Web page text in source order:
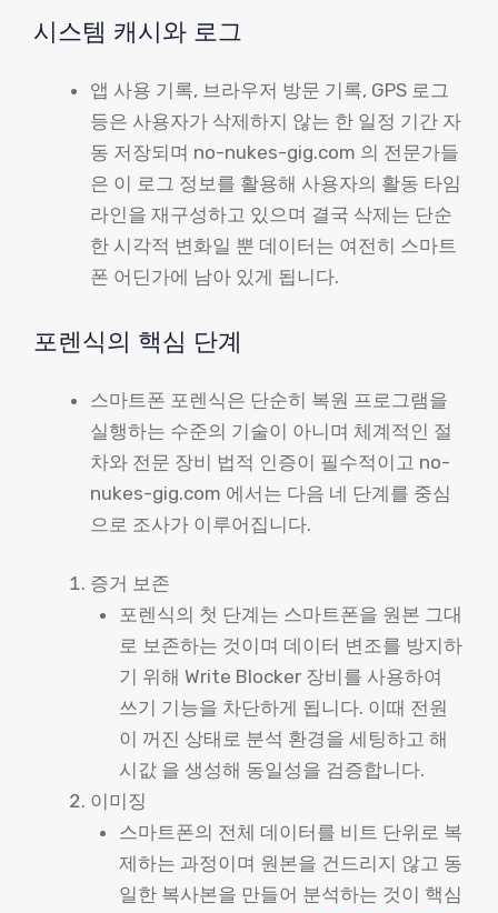
시스템 캐시와 로그
앱 사용 기록, 브라우저 방문 기록, GPS 로그
등은 사용자가 삭제하지 않는 한 일정 기간 자
동 저장되며 no-nukes-gig.com 의 전문가들
은 이 로그 정보를 활용해 사용자의 활동 타임
라인을 재구성하고 있으며 결국 삭제는 단순
한 시각적 변화일 뿐 데이터는 여전히 스마트
폰 어딘가에 남아 있게 됩니다.
포렌식의 핵심 단계
스마트폰 포렌식은 단순히 복원 프로그램을
실행하는 수준의 기술이 아니며 체계적인 절
차와 전문 장비 법적 인증이 필수적이고 no-
nukes-gig.com 에서는 다음 네 단계를 중심
으로 조사가 이루어집니다.
증거 보존
포렌식의 첫 단계는 스마트폰을 원본 그대
로 보존하는 것이며 데이터 변조를 방지하
기 위해 Write Blocker 장비를 사용하여
쓰기 기능을 차단하게 됩니다. 이때 전원
이 꺼진 상태로 분석 환경을 세팅하고 해
시값 을 생성해 동일성을 검증합니다.
이미징
스마트폰의 전체 데이터를 비트 단위로 복
제하는 과정이며 원본을 건드리지 않고 동
일한 복사본을 만들어 분석하는 것이 핵심